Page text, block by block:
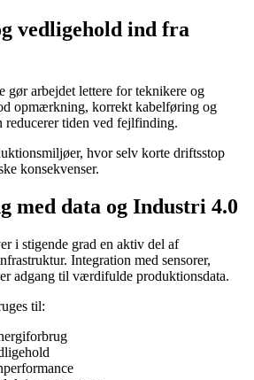
vedligehold ind fra
gør arbejdet lettere for teknikere og
opmærkning, korrekt kabelføring og
reducerer tiden ved fejlfinding.
hvor selv korte driftsstop
konsekvenser.
med data og Industri 4.0
i stigende grad en aktiv del af
Integration med sensorer,
adgang til værdifulde produktionsdata.
til: